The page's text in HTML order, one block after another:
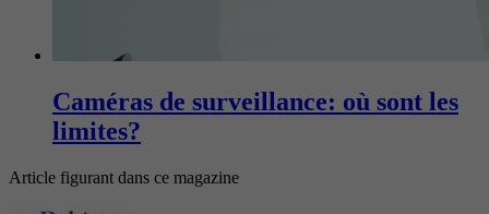
Caméras de surveillance: où sont les
limites?
Article figurant dans ce magazine